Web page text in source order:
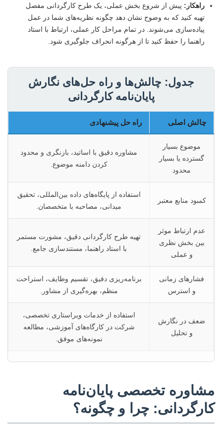
راهکار: پیش از شروع بخش عملی، یک طرح کارگردانی مفصل
تهیه کنید که به وضوح نشان دهد چگونه نظریه‌های شما در عمل
پیاده‌سازی می‌شوند. در تمام مراحل کار عملی، ارتباط با استاد
راهنما را حفظ کنید تا از هرگونه انحراف جلوگیری شود.
جدول: چالش‌ها و راه حل‌های نگارش
پایان‌نامه کارگردانی
چالش اصلی راه حل پیشنهادی
موضوع بسیار
گسترده یا بسیار
محدود
مشاوره دقیق با اساتید، بازنگری و محدود
کردن دامنه موضوع.
کمبود منابع معتبر
استفاده از پایگاه‌های داده بین‌المللی، تحقیق
میدانی، مصاحبه با متخصصان.
عدم ارتباط موثر
بین بخش نظری
و عملی
تهیه طرح کارگردانی دقیق، مشورت مستمر
با استاد راهنما، مستندسازی جامع.
فشارهای زمانی
و استرس
برنامه‌ریزی دقیق، تقسیم وظایف، استراحت
منظم، بهره‌گیری از مشاور.
ضعف در نگارش
و تحلیل
استفاده از خدمات ویراستاری تخصصی،
شرکت در کارگاه‌های آموزشی، مطالعه
نمونه‌های موفق.
مشاوره تخصصی پایان‌نامه
کارگردانی: چرا و چگونه؟